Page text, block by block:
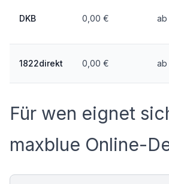
DKB 0,00 € ab
1822direkt 0,00 €
Für wen eignet
maxblue Online-